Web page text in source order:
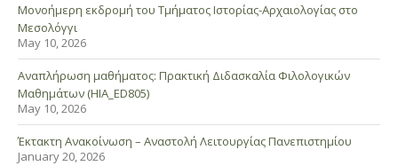
Μονοήμερη εκδρομή του Τμήματος Ιστορίας-Αρχαιολογίας στο
Μεσολόγγι
May 10, 2026
Αναπλήρωση μαθήματος: Πρακτική Διδασκαλία Φιλολογικών
Μαθημάτων (HIA_ED805)
May 10, 2026
Έκτακτη Ανακοίνωση – Αναστολή Λειτουργίας Πανεπιστημίου
January 20, 2026